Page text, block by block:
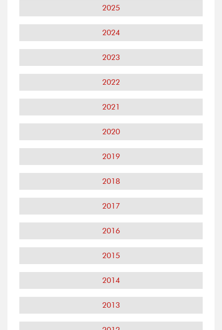
2025
2024
2023
2022
2021
2020
2019
2018
2017
2016
2015
2014
2013